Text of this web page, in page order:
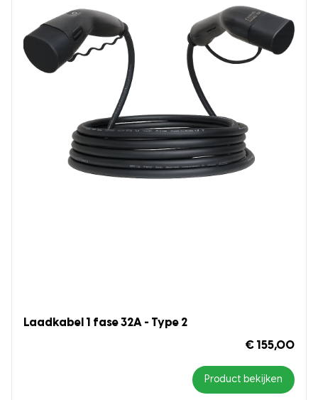
Laadkabel 1 fase 32A - Type 2
€ 155,00
Product bekijken